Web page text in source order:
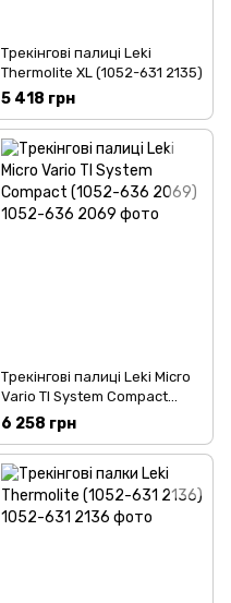
Трекінгові палиці Leki
Thermolite XL (1052-631 2135)
5 418 грн
Трекінгові палиці Leki Micro
Vario TI System Compact
(1052-636 2069)
6 258 грн